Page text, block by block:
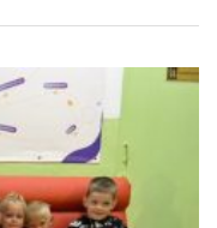
엄이 개최됐다. 유네스
서 350여명이 참석할 정